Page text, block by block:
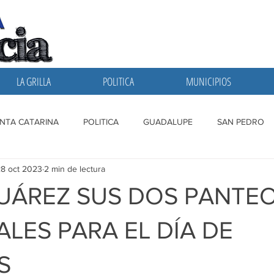
LA GRILLA POLITICA MUNICIPIOS
CATARINA POLITICA GUADALUPE SAN PEDRO
GRILLA SAN NICOLAS
SUS DOS
PARA EL DÍA DE
oct 2023 2 min de lectura